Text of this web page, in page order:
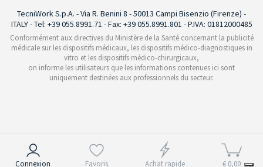
Connexion Favoris Achat rapide € 0,00
TecniWork S.p.A. - Via R. Benini 8 - 50013 Campi Bisenzio (Firenze) -
ITALY - Tel: +39 055.8991.71 - Fax: +39 055.8991.801 - P.IVA: 01812000485
Conformément aux directives du Ministère de la Santé concernant la publicité
médicale sur les dispositifs médicaux, les dispositifs médico-diagnostiques in
vitro et les dispositifs médico-chirurgicaux,
on informe les utilisateurs que les informations contenues ici sont
uniquement destinées aux professionnels du secteur.
Notification lors de la collecte